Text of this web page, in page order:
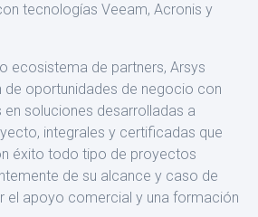
tecnologías Veeam, Acronis y
ecosistema de partners, Arsys
de oportunidades de negocio con
soluciones desarrolladas a
in­tegrales y certificadas que
éxito todo tipo de proyectos
de su alcance y caso de
el apoyo comercial y una formación